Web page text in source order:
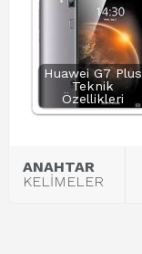
Huawei G7 Plus
Teknik
Özellikleri
ANAHTAR
KELİMELER